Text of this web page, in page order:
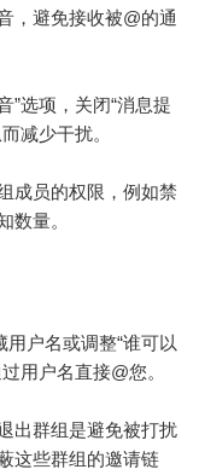
，避免接收被@的通
”选项，关闭“消息提
减少干扰。
成员的权限，例如禁
数量。
用户名或调整“谁可以
用户名直接@您。
出群组是避免被打扰
这些群组的邀请链